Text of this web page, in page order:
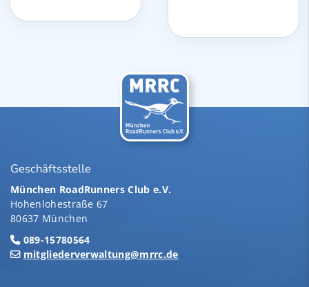
Geschäftsstelle
München RoadRunners Club e.V.
Hohenlohestraße 67
80637 München
089-15780564
mitgliederverwaltung@mrrc.de